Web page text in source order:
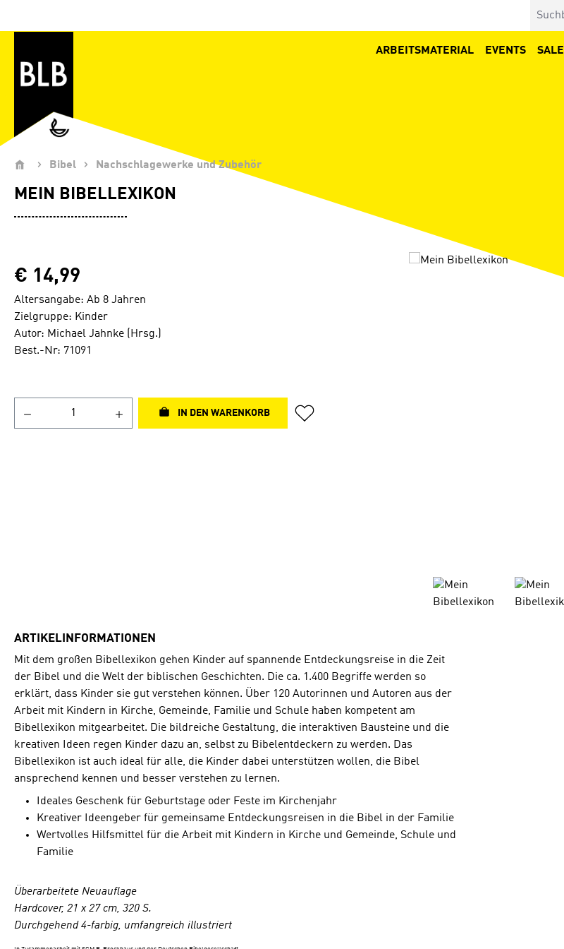
ARBEITSMATERIAL
EVENTS SALE
Bibel Nachschlagewerke und Zubehör
MEIN BIBELLEXIKON
€ 14,99
Altersangabe: Ab 8 Jahren
Zielgruppe: Kinder
Autor: Michael Jahnke (Hrsg.)
Best.-Nr: 71091
IN DEN WARENKORB
Bildergalerie überspringen
ARTIKELINFORMATIONEN
Mit dem großen Bibellexikon gehen Kinder auf spannende Entdeckungsreise in die Zeit
der Bibel und die Welt der biblischen Geschichten. Die ca. 1.400 Begriffe werden so
erklärt, dass Kinder sie gut verstehen können. Über 120 Autorinnen und Autoren aus der
Arbeit mit Kindern in Kirche, Gemeinde, Familie und Schule haben kompetent am
Bibellexikon mitgearbeitet. Die bildreiche Gestaltung, die interaktiven Bausteine und die
kreativen Ideen regen Kinder dazu an, selbst zu Bibelentdeckern zu werden. Das
Bibellexikon ist auch ideal für alle, die Kinder dabei unterstützen wollen, die Bibel
ansprechend kennen und besser verstehen zu lernen.
Ideales Geschenk für Geburtstage oder Feste im Kirchenjahr
Kreativer Ideengeber für gemeinsame Entdeckungsreisen in die Bibel in der Familie
Wertvolles Hilfsmittel für die Arbeit mit Kindern in Kirche und Gemeinde, Schule und
Familie
Überarbeitete Neuauflage
Hardcover, 21 x 27 cm, 320 S.
Durchgehend 4-farbig, umfangreich illustriert